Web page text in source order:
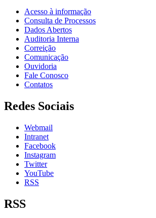
Acesso à informação
Consulta de Processos
Dados Abertos
Auditoria Interna
Correição
Comunicação
Ouvidoria
Fale Conosco
Contatos
Redes Sociais
Webmail
Intranet
Facebook
Instagram
Twitter
YouTube
RSS
RSS